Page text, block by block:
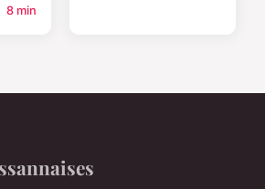
8 min